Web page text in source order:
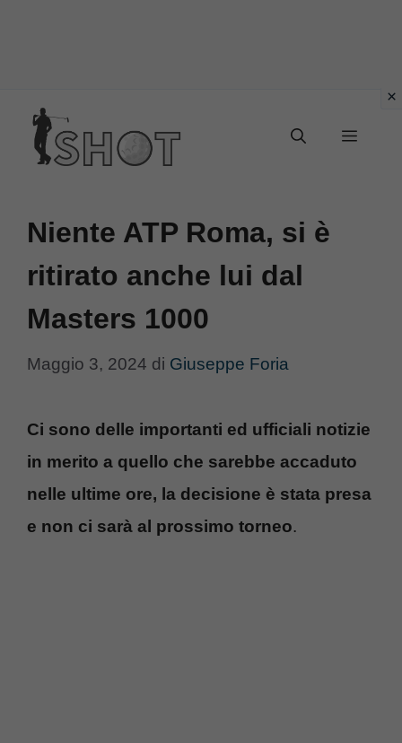
contenuto
Menu
Niente ATP Roma, si è
ritirato anche lui dal
Masters 1000
Maggio 3, 2024 di Giuseppe Foria
Ci sono delle importanti ed ufficiali notizie
in merito a quello che sarebbe accaduto
nelle ultime ore, la decisione è stata presa
e non ci sarà al prossimo torneo.